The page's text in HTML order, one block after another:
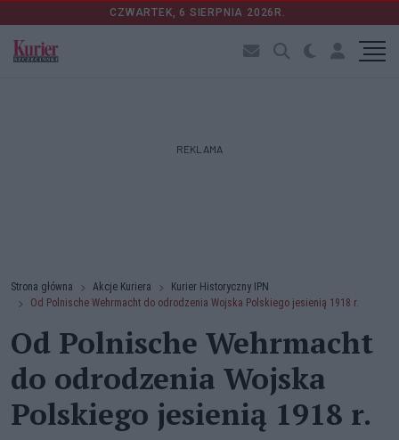
CZWARTEK, 6 SIERPNIA 2026R.
REKLAMA
Strona główna Akcje Kuriera
Kurier Historyczny IPN
Od Polnische Wehrmacht do odrodzenia Wojska Polskiego jesienią 1918 r.
Od Polnische Wehrmacht
do odrodzenia Wojska
Polskiego jesienią 1918 r.